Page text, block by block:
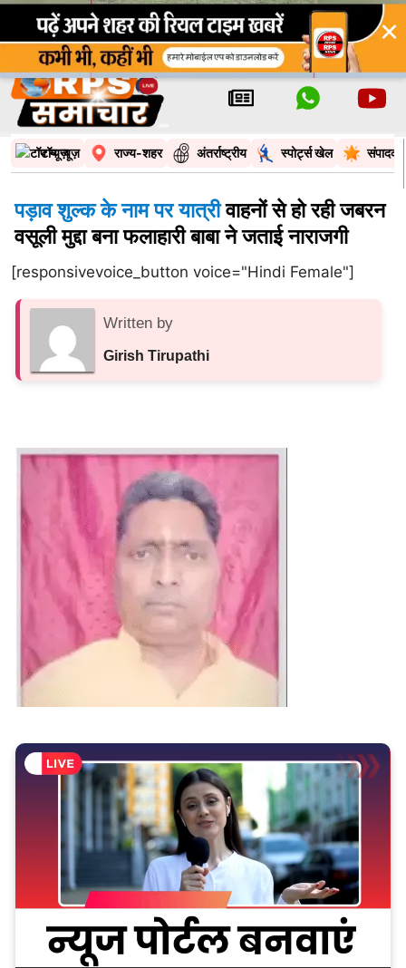
×
टॉप न्यूज़ राज्य-शहर अंतर्राष्ट्रीय स्पोर्ट्स खेल
पड़ाव शुल्क के नाम पर यात्रीवाहनों से हो रही जबरन
वसूली मुद्दा बना फलाहारी बाबा ने जताई नाराजगी
[responsivevoice_button voice="Hindi Female"]
Written by
Girish Tirupathi